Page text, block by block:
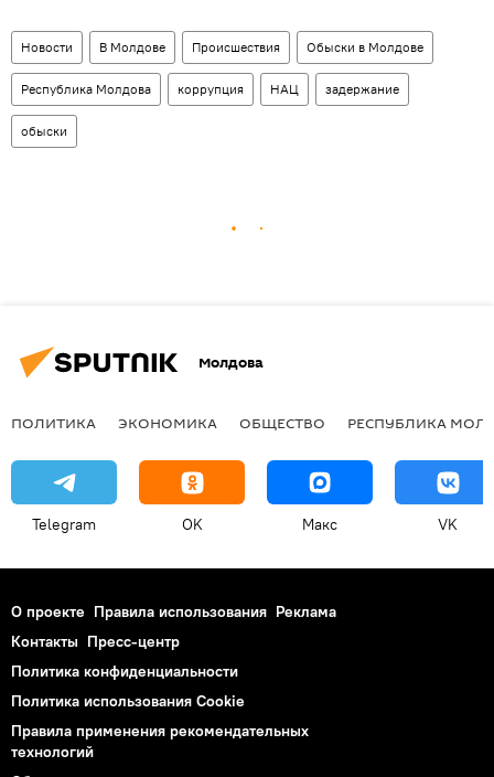
Новости В Молдове Происшествия Обыски в Молдове
Республика Молдова коррупция НАЦ задержание
обыски
Молдова
ПОЛИТИКА ЭКОНОМИКА ОБЩЕСТВО РЕСПУБЛИКА
Telegram OK Макс VK
О проекте Правила использования Реклама
Контакты Пресс-центр
Политика конфиденциальности
Политика использования Cookie
Правила применения рекомендательных
технологий